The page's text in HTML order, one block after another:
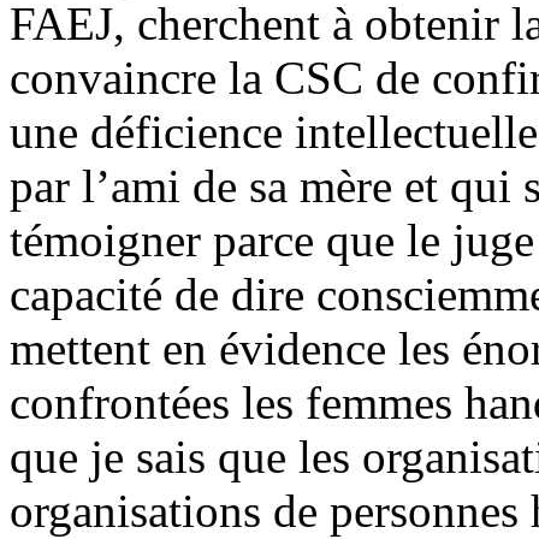
FAEJ, cherchent à obtenir
convaincre la CSC de
une déficience
par l’ami de sa mère et qui
témoigner parce que le
capacité de dire
mettent en évidence les
confrontées les femmes
que je sais que les
organisations de personnes